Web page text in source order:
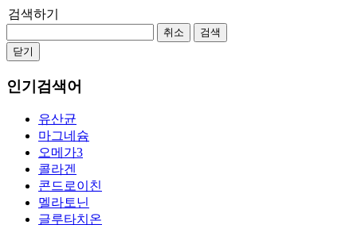
검색하기
취소
검색
닫기
인기검색어
유산균
마그네슘
오메가3
콜라겐
콘드로이친
멜라토닌
글루타치온